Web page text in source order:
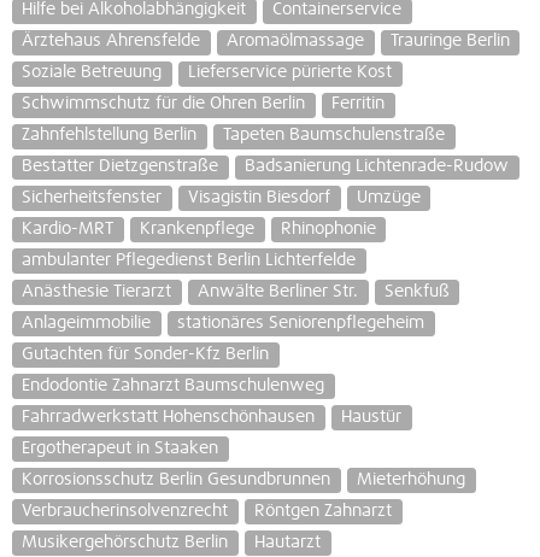
Hilfe bei Alkoholabhängigkeit
Containerservice
Ärztehaus Ahrensfelde
Aromaölmassage
Trauringe Berlin
Soziale Betreuung
Lieferservice pürierte Kost
Schwimmschutz für die Ohren Berlin
Ferritin
Zahnfehlstellung Berlin
Tapeten Baumschulenstraße
Bestatter Dietzgenstraße
Badsanierung Lichtenrade-Rudow
Sicherheitsfenster
Visagistin Biesdorf
Umzüge
Kardio-MRT
Krankenpflege
Rhinophonie
ambulanter Pflegedienst Berlin Lichterfelde
Anästhesie Tierarzt
Anwälte Berliner Str.
Senkfuß
Anlageimmobilie
stationäres Seniorenpflegeheim
Gutachten für Sonder-Kfz Berlin
Endodontie Zahnarzt Baumschulenweg
Fahrradwerkstatt Hohenschönhausen
Haustür
Ergotherapeut in Staaken
Korrosionsschutz Berlin Gesundbrunnen
Mieterhöhung
Verbraucherinsolvenzrecht
Röntgen Zahnarzt
Musikergehörschutz Berlin
Hautarzt